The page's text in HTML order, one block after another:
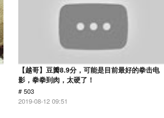
【越哥】豆瓣8.9分，可能是目前最好的拳击电
影，拳拳到肉，太硬了！
# 503
2019-08-12 09:51